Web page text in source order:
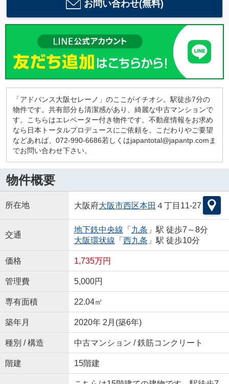
お問い合わせ(無料)
「アドバンス大阪セレーノ」のここがイチオシ。駅徒歩7分の
物件です。共有部分も清潔感があり、綺麗な中古マンションで
す。こちらはエレベーター付き物件です。不動産情報をお求め
なら日本トータルプロデュースにご依頼を。こだわりやご要望
などあれば、072-990-6686若しくはjapantotal@japantp.comま
でお問い合わせ下さい。
物件概要
所在地 大阪府大阪市西区本田 ４丁目11-27
交通
地下鉄中央線 「 九条 」駅 徒歩7～8分
大阪環状線 「 西九条 」駅 徒歩10分
価格 1,735万円
管理費 5,000円
専有面積 22.04㎡
築年月 2020年 2月(築6年)
種別 / 構造 中古マンション / 鉄筋コンクリート
階建 15階建